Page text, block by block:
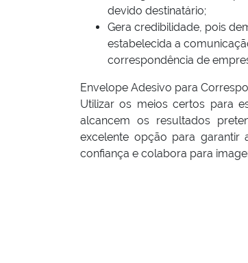
devido destinatário;
Gera credibilidade, pois
estabelecida a
correspondência de
Envelope Adesivo para
Utilizar os meios certos para
alcancem os resultados
excelente opção para garantir
confiança e colabora para